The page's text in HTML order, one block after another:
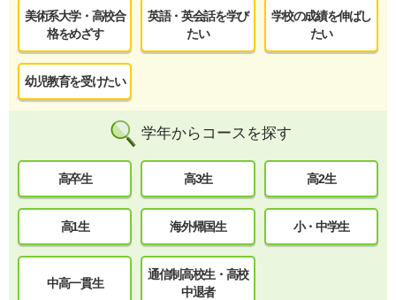
美術系大学・高校合
格をめざす
英語・英会話を学び
たい
学校の成績を伸ばし
たい
幼児教育を受けたい
学年からコースを探す
高卒生 高3生 高2生
高1生 海外帰国生 小・中学生
中高一貫生
通信制高校生・高校
中退者